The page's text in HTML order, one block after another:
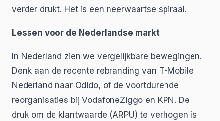
verder drukt. Het is een neerwaartse spiraal.
Lessen voor de Nederlandse markt
In Nederland zien we vergelijkbare bewegingen.
Denk aan de recente rebranding van T-Mobile
Nederland naar Odido, of de voortdurende
reorganisaties bij VodafoneZiggo en KPN. De
druk om de klantwaarde (ARPU) te verhogen is